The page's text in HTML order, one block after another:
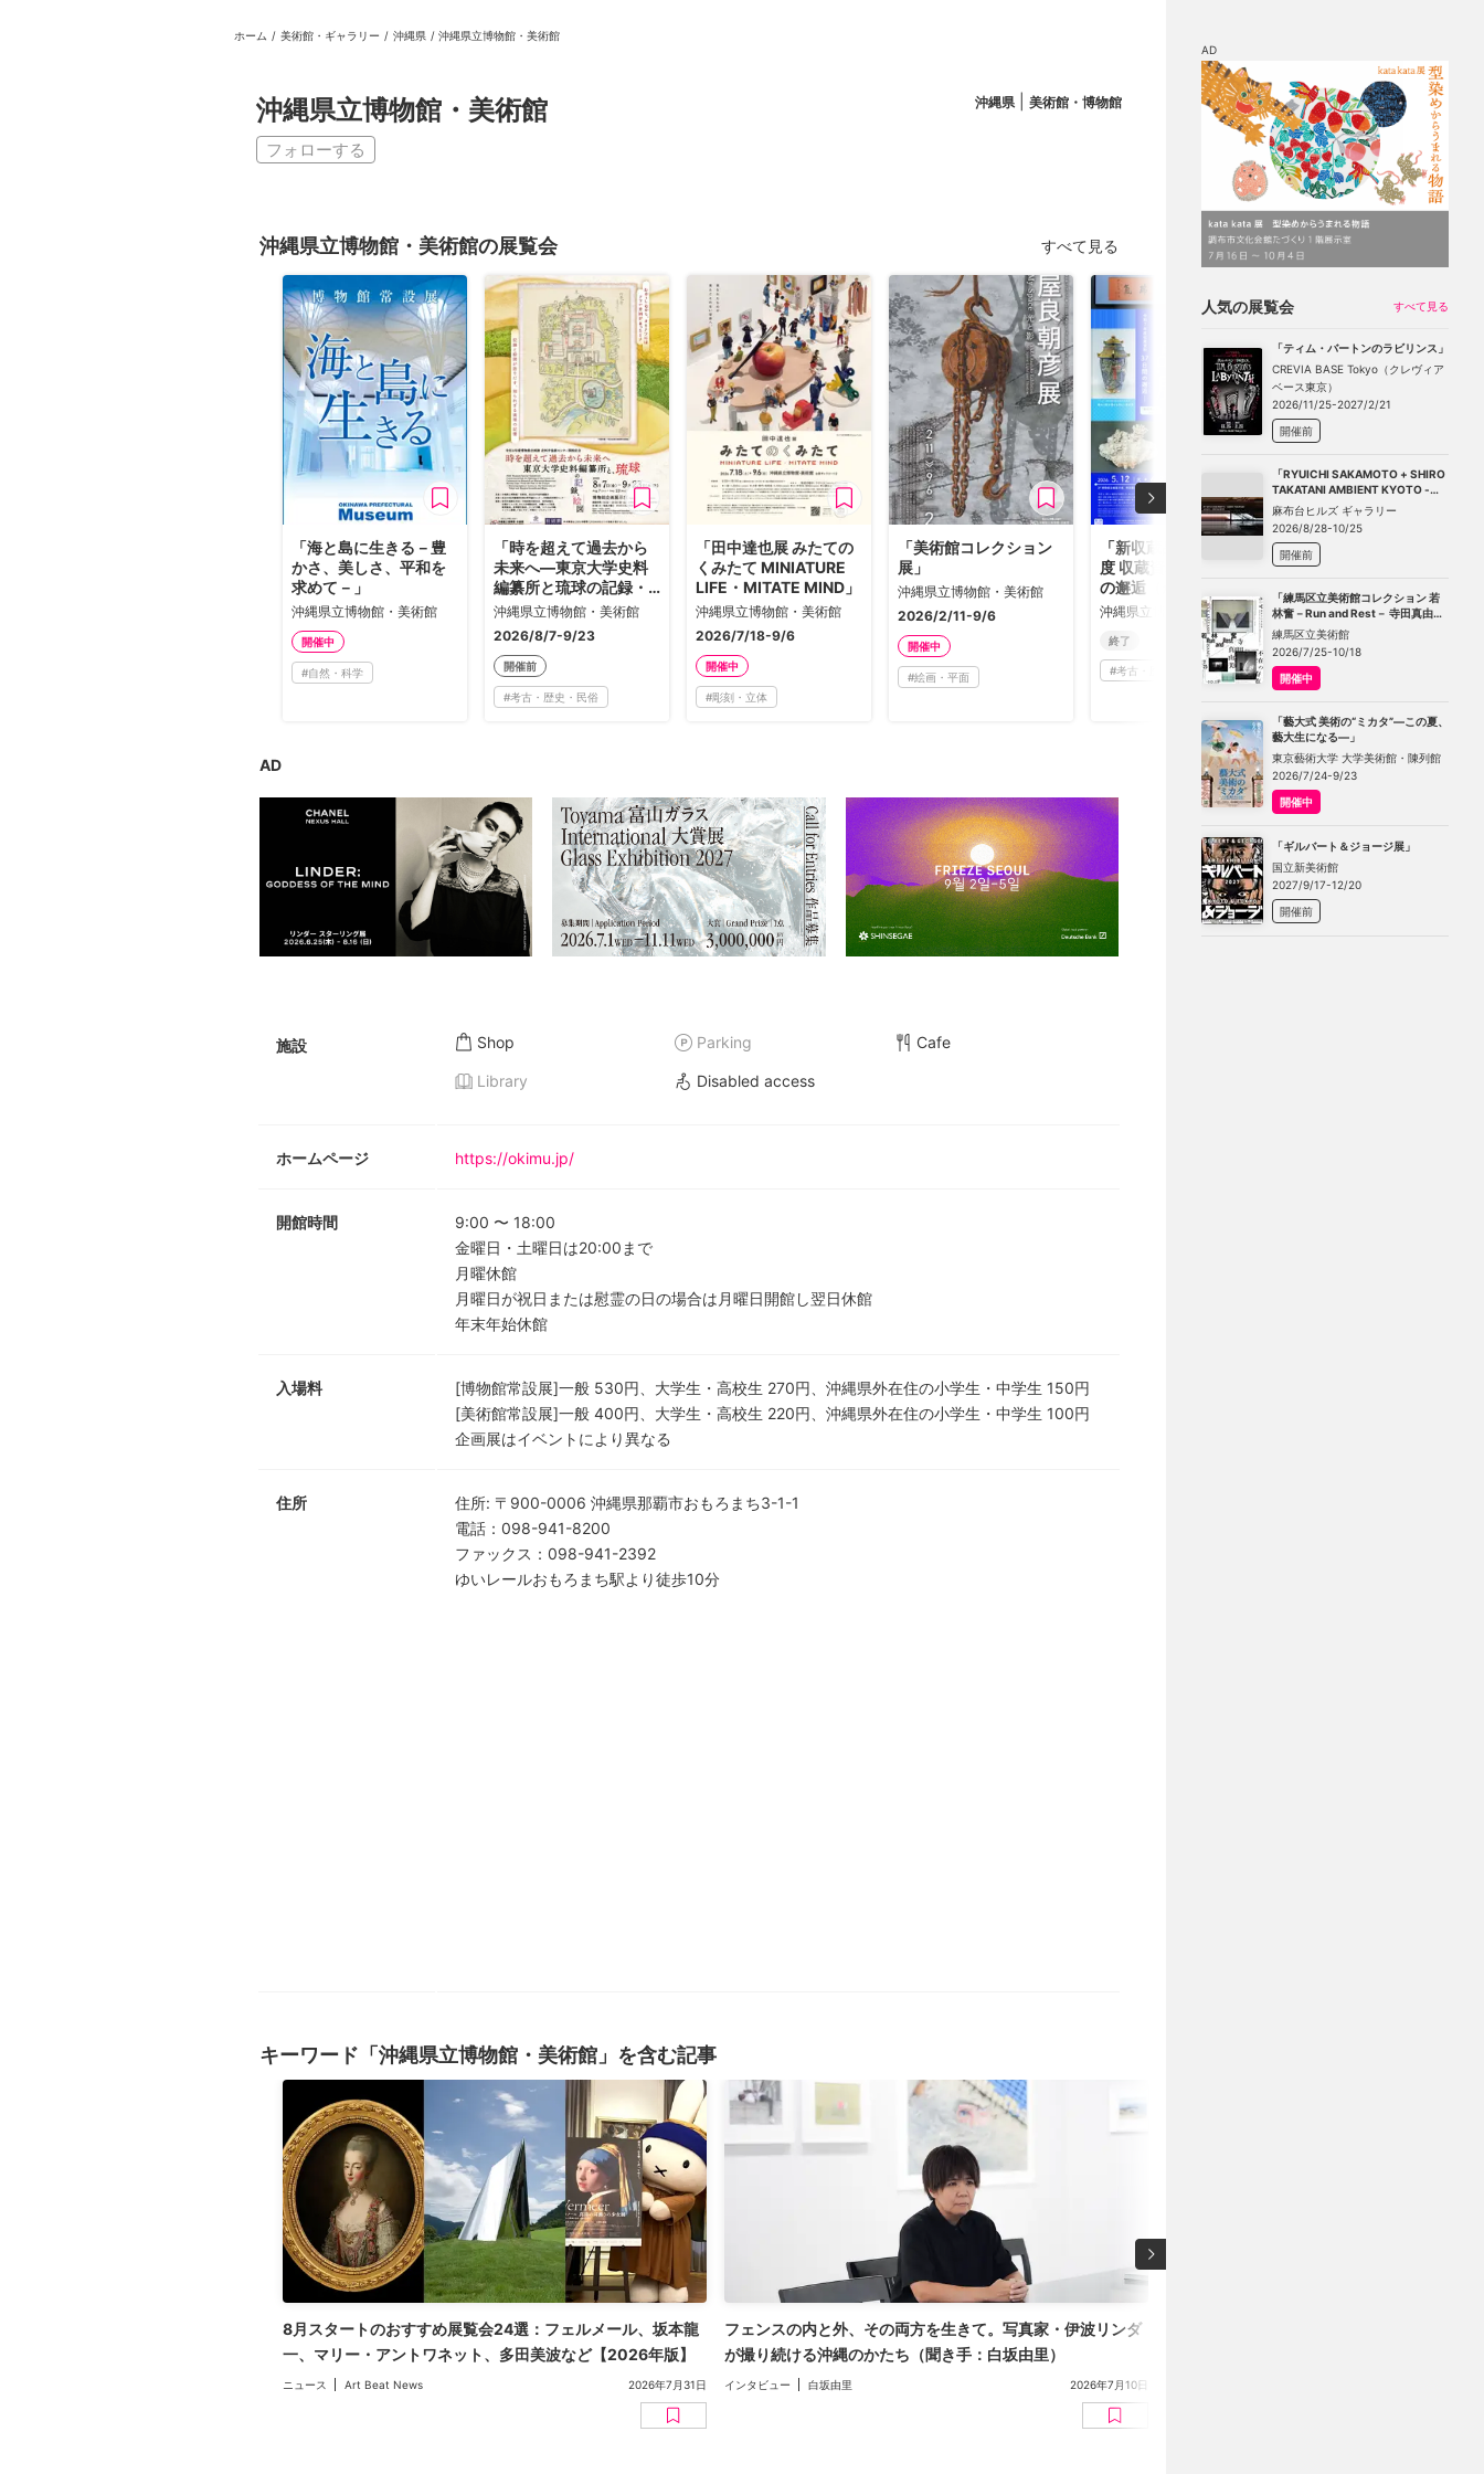
ホーム チケット割引
ホーム / 美術館・ギャラリー / 沖縄県 / 沖縄県立博物館・美術館
沖縄県立博物館・美術館 沖縄県 美術館・博物館
フォローする
沖縄県立博物館・美術館の展覧会 すべて見る
「海と島に生きる－豊
かさ、美しさ、平和を
求めて－」
沖縄県立博物館・美術館
開催中
#自然・科学
「時を超えて過去から
未来へ―東京大学史料
編纂所と琉球の記録・
絵図―」
沖縄県立博物館・美術館
2026/8/7-9/23
開催前
#考古・歴史・民俗
「田中達也展 みたての
くみたて MINIATURE
LIFE・MITATE MIND」
沖縄県立博物館・美術館
2026/7/18-9/6
開催中
#彫刻・立体
「美術館コレクション
展」
沖縄県立博物館・美術館
2026/2/11-9/6
開催中
#絵画・平面
「新収蔵品展 令和7年
度 収蔵資料 ー37日間
の邂逅（かいこう）」
沖縄県立博物館・美術館
終了
#考古・歴史・民俗
AD
施設 Shop Parking Cafe
Library Disabled access
ホームページ https://okimu.jp/
開館時間 9:00 〜 18:00
金曜日・土曜日は20:00まで
月曜休館
月曜日が祝日または慰霊の日の場合は月曜日開館し翌日休館
年末年始休館
入場料
[博物館常設展]一般 530円、大学生・高校生 270円、沖縄県外在住の小学生・中学生 150円
[美術館常設展]一般 400円、大学生・高校生 220円、沖縄県外在住の小学生・中学生 100円
企画展はイベントにより異なる
住所 住所: 〒900-0006 沖縄県那覇市おもろまち3-1-1
電話 ： 098-941-8200
ファックス ： 098-941-2392
ゆいレールおもろまち駅より徒歩10分
キーワード「沖縄県立博物館・美術館」を含む記事
8月スタートのおすすめ展覧会24選：フェルメール、坂本龍
一、マリー・アントワネット、多田美波など【2026年版】
ニュース Art Beat News 2026年7月31日
フェンスの内と外、その両方を生きて。写真家・伊波リンダ
が撮り続ける沖縄のかたち（聞き手：白坂由里）
インタビュー 白坂由里 2026年7月10日
AD
人気の展覧会 すべて見る
「ティム・バートンのラビリンス」
CREVIA BASE Tokyo（クレヴィア
ベース東京）
2026/11/25-2027/2/21
開催前
「RYUICHI SAKAMOTO + SHIRO
TAKATANI AMBIENT KYOTO -
TOKYO」
麻布台ヒルズ ギャラリー
2026/8/28-10/25
開催前
「練馬区立美術館コレクション 若
林奮－Run and Rest－ 寺田真由美
－不在の存在－」
練馬区立美術館
2026/7/25-10/18
開催中
「藝大式 美術の“ミカタ”―この夏、
藝大生になる―」
東京藝術大学 大学美術館・陳列館
2026/7/24-9/23
開催中
「ギルバート＆ジョージ展」
国立新美術館
2027/9/17-12/20
開催前